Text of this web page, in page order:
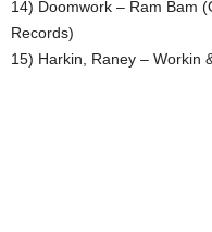
14) Doomwork – Ram Bam
Records)
15) Harkin, Raney – Workin